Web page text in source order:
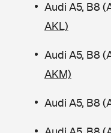
Audi A5, B8
AKL)
Audi A5, B8
AKM)
Audi A5, B8